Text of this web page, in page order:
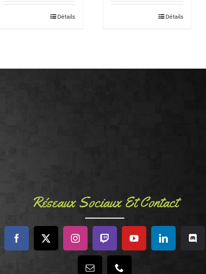
Détails Détails
Réseaux Sociaux Et Contact